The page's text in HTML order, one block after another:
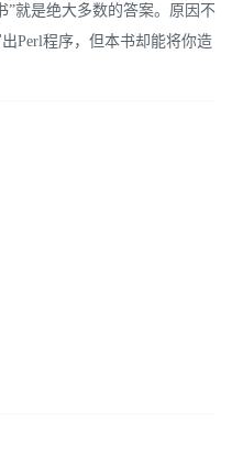
”就是绝大多数的答案。原因不
Perl程序，但本书却能将你造